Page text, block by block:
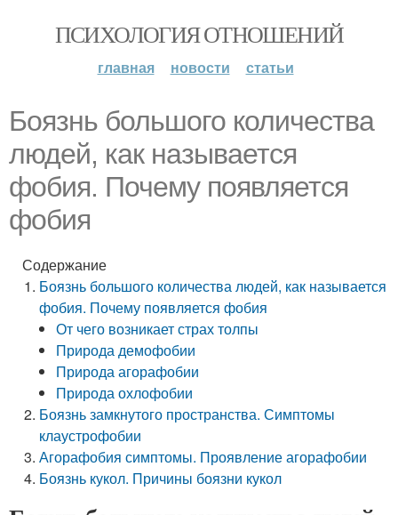
ПСИХОЛОГИЯ ОТНОШЕНИЙ
главная новости статьи
Боязнь большого количества
людей, как называется
фобия. Почему появляется
фобия
Содержание
Боязнь большого количества людей, как называется
фобия. Почему появляется фобия
От чего возникает страх толпы
Природа демофобии
Природа агорафобии
Природа охлофобии
Боязнь замкнутого пространства. Симптомы
клаустрофобии
Агорафобия симптомы. Проявление агорафобии
Боязнь кукол. Причины боязни кукол